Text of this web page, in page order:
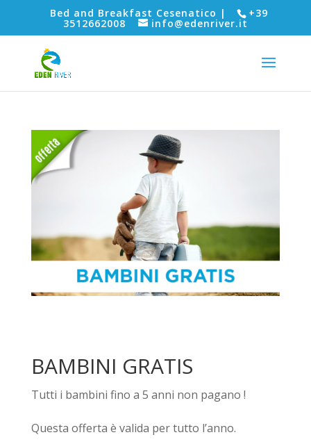
Bed and Breakfast Cesenatico | +39
3512662008 info@edenriver.it
BAMBINI GRATIS
Tutti i bambini fino a 5 anni non pagano !
Questa offerta è valida per tutto l’anno.